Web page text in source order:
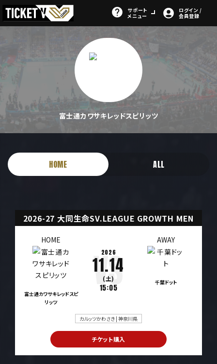
サポート
メニュー
ログイン /
会員登録
富士通カワサキレッドスピリッツ
HOME ALL
2026-27 大同生命SV.LEAGUE GROWTH MEN
HOME
富士通カワサキレッドスピ
リッツ
2026
11.14
(土)
15:05
AWAY
千葉ドット
カルッツかわさき | 神奈川県
チケット購入